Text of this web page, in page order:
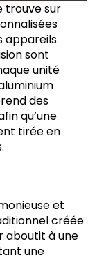
trouve sur
appareils
sont
unité
des
qu’une
tirée en
et
créée
aboutit à une
une